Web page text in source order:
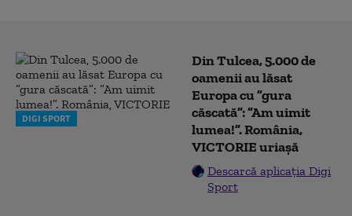
DIGI SPORT
Din Tulcea, 5.000 de
oamenii au lăsat
Europa cu ”gura
căscată”: ”Am uimit
lumea!”. România,
VICTORIE uriașă
Descarcă aplicația Digi
Sport